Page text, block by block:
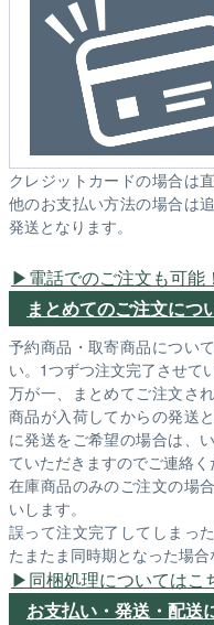
クレジットカードの場合は
他のお支払い方法の場合は
発送となります。
電話でのご注文も可能
まとめてのご注文につ
予約商品・取寄商品につい
い。1つずつ注文完了させて
万が一、まとめてご注文さ
商品が入荷してからの発送
に発送をご希望の場合は、
ていただきますのでご連絡く
在庫商品のみのご注文の場
いします。
誤って注文完了してしまっ
たまたま同時期となった場合
同梱処理についてはこ
お支払い・発送・配送